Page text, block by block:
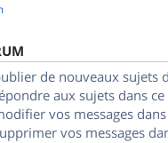
de nouveaux sujets
aux sujets dans
vos messages
vos messages